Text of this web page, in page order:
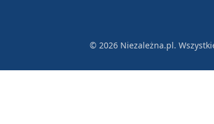
© 2026 Niezależna.pl.